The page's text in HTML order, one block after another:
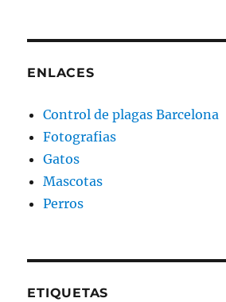
ENLACES
Control de plagas Barcelona
Fotografias
Gatos
Mascotas
Perros
ETIQUETAS